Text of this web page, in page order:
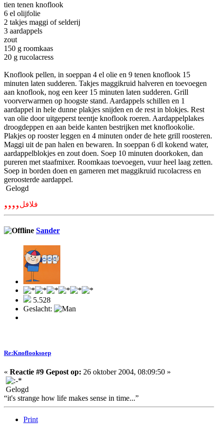
tien tenen knoflook
6 el olijfolie
2 takjes maggi of selderij
3 aardappels
zout
150 g roomkaas
20 g rucolacress
Knoflook pellen, in soeppan 4 el olie en 9 tenen knoflook 15
minuten laten sudderen. Takjes maggikruid halveren en toevoegen
aan knoflook, nog een keer 15 minuten laten sudderen. Grill
voorverwarmen op hoogste stand. Aardappels schillen en 1
aardappel in hele dunne plakjes snijden en de rest in blokjes. Rest
van olie door uitgeperst teentje knoflook roeren. Aardappelplakes
droogdeppen en aan beide kanten bestrijken met knoflookolie.
Plakjes op rooster leggen en 4 minuten onder de hete grill roosteren.
Maggi uit de pan halen en bewaren. In soeppan 6 dl kokend water,
aardappelblokjes en zout doen. Soep 10 minuten doorkoken, dan
pureren met staafmixer. Roomkaas toevoegen, vuur heel laag zetten.
Soep in borden doen en garneren met maggikruid rucolacress en
geroosterde aardappel.
Gelogd
,,,,فلافل
Sander
5.528
Geslacht:
Re:Knoflooksoep
« Reactie #9 Gepost op: 26 oktober 2004, 08:09:50 »
Gelogd
“it's strange how life makes sense in time...”
Print